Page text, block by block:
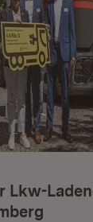
Lkw-